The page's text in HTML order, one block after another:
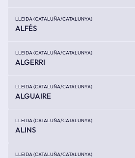
LLEIDA (CATALUÑA/CATALUNYA)
ALFÉS
LLEIDA (CATALUÑA/CATALUNYA)
ALGERRI
LLEIDA (CATALUÑA/CATALUNYA)
ALGUAIRE
LLEIDA (CATALUÑA/CATALUNYA)
ALINS
LLEIDA (CATALUÑA/CATALUNYA)